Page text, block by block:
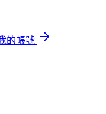
的帳號